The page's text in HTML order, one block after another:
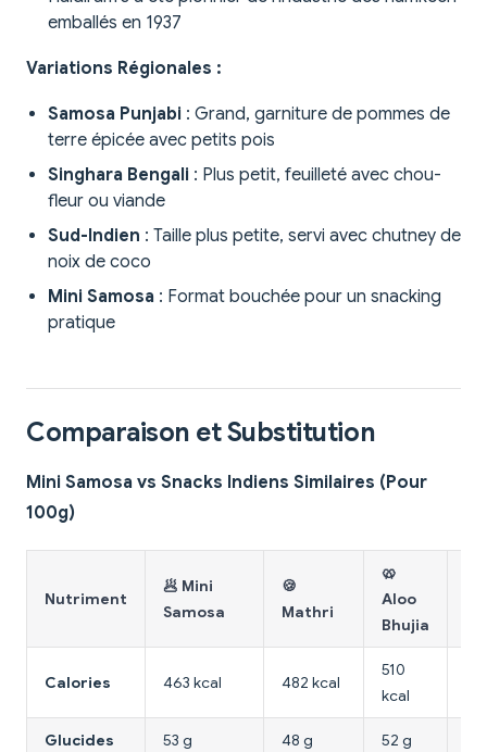
emballés en 1937
Variations Régionales :
Samosa Punjabi : Grand, garniture de pommes de
terre épicée avec petits pois
Singhara Bengali : Plus petit, feuilleté avec chou-
fleur ou viande
Sud-Indien : Taille plus petite, servi avec chutney de
noix de coco
Mini Samosa : Format bouchée pour un snacking
pratique
Comparaison et Substitution
Mini Samosa vs Snacks Indiens Similaires (Pour
100g)
Nutriment
🥟 Mini
Samosa
🍪
Mathri
🥨
Aloo
Bhujia
Calories 463 kcal 482 kcal
510
kcal
Glucides 53 g 48 g 52 g